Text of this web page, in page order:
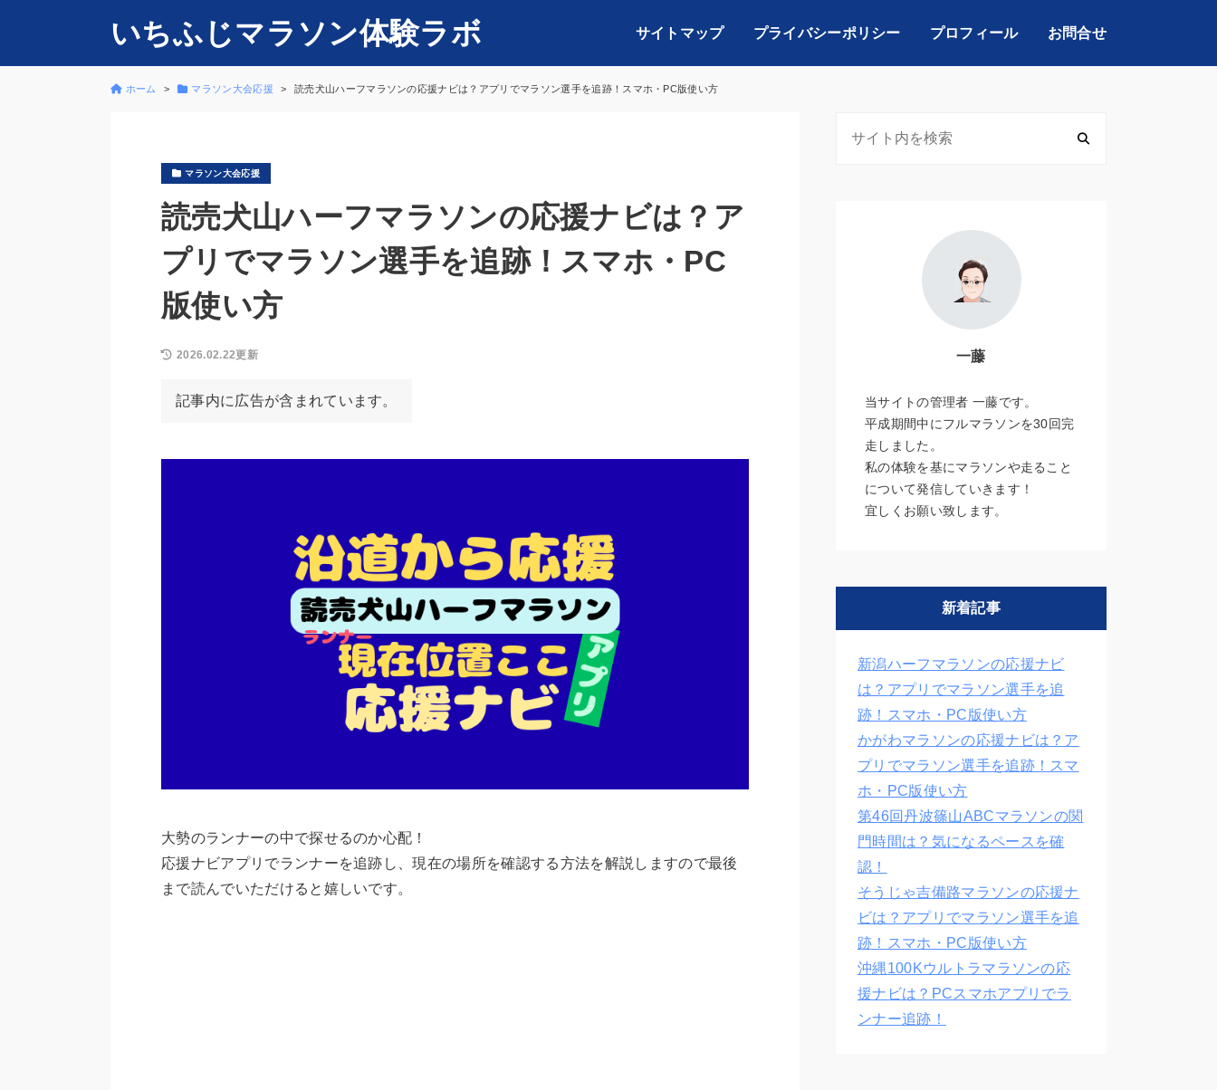
いちふじマラソン体験ラボ サイトマップ プライバシーポリシー プロフィール お問合せ
ホーム マラソン大会応援 読売犬山ハーフマラソンの応援ナビは？アプリでマラソン選手を追跡！スマホ・PC版使い方
マラソン大会応援
読売犬山ハーフマラソンの応援ナビは？ア
プリでマラソン選手を追跡！スマホ・PC
版使い方
2026.02.22更新
記事内に広告が含まれています。
大勢のランナーの中で探せるのか心配！
応援ナビアプリでランナーを追跡し、現在の場所を確認する方法を解説しますので最後
まで読んでいただけると嬉しいです。
一藤
当サイトの管理者 一藤です。
平成期間中にフルマラソンを30回完
走しました。
私の体験を基にマラソンや走ること
について発信していきます！
宜しくお願い致します。
新着記事
新潟ハーフマラソンの応援ナビ
は？アプリでマラソン選手を追
跡！スマホ・PC版使い方
かがわマラソンの応援ナビは？ア
プリでマラソン選手を追跡！スマ
ホ・PC版使い方
第46回丹波篠山ABCマラソンの関
門時間は？気になるペースを確
認！
そうじゃ吉備路マラソンの応援ナ
ビは？アプリでマラソン選手を追
跡！スマホ・PC版使い方
沖縄100Kウルトラマラソンの応
援ナビは？PCスマホアプリでラ
ンナー追跡！